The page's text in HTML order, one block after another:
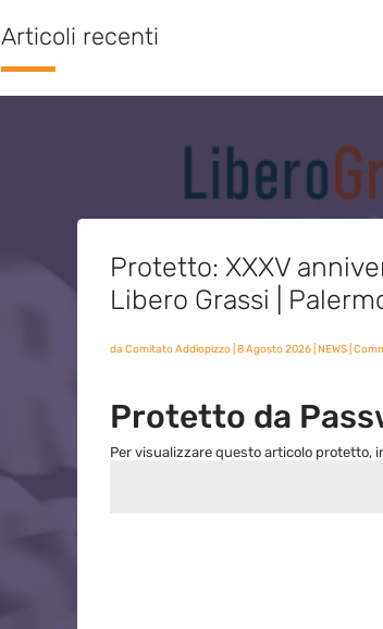
Articoli recenti
Protetto: XXXV
Libero Grassi |
da Comitato Addiopizzo| 8 Agosto 2026| NEWS|
Protetto da
Per visualizzare questo articolo protetto,